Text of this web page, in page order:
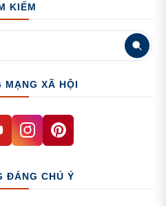
KIẾM
MẠNG XÃ HỘI
ĐÁNG CHÚ Ý